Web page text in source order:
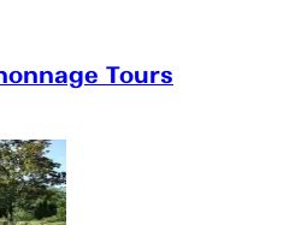
Tours